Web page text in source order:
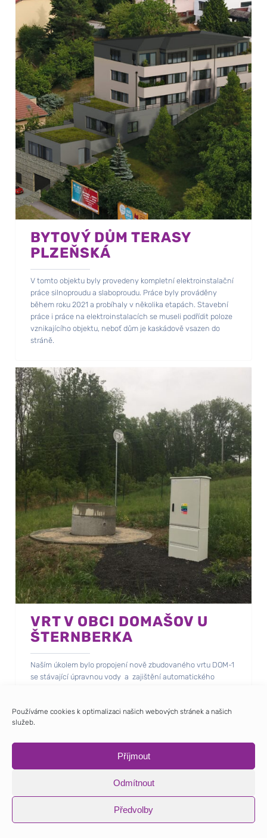
Používáme cookies k optimalizaci našich webových stránek a našich
služeb.
Příjmout
Odmítnout
Předvolby
BYTOVÝ DŮM TERASY
PLZEŇSKÁ
V tomto objektu byly provedeny kompletní elektroinstalační
práce silnoproudu a slaboproudu. Práce byly prováděny
během roku 2021 a probíhaly v několika etapách. Stavební
práce i práce na elektroinstalacích se museli podřídit poloze
vznikajícího objektu, neboť dům je kaskádově vsazen do
stráně.
VRT V OBCI DOMAŠOV U
ŠTERNBERKA
Naším úkolem bylo propojení nově zbudovaného vrtu DOM-1
se stávající úpravnou vody a zajištění automatického
nevyhovujícího rozvaděče úpravny vody.